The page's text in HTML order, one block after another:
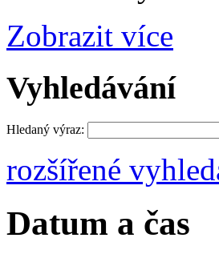
Zobrazit více
Vyhledávání
Hledaný výraz:
rozšířené
Datum a čas